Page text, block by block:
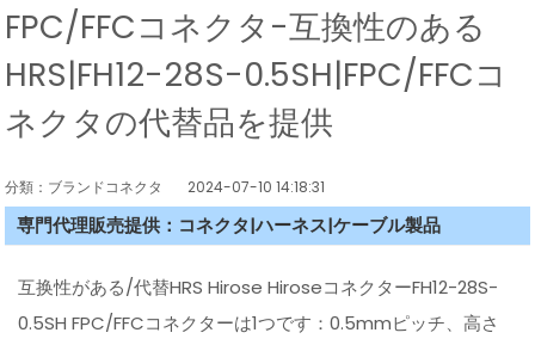
FPC/FFCコネクタ-互換性のある
HRS|FH12-28S-0.5SH|FPC/FFCコ
ネクタの代替品を提供
分類：ブランドコネクタ 2024-07-10 14:18:31
専門代理販売提供：コネクタ|ハーネス|ケーブル製品
互换性がある/代替HRS Hirose HiroseコネクターFH12-28S-
0.5SH FPC/FFCコネクターは1つです：0.5mmピッチ、高さ